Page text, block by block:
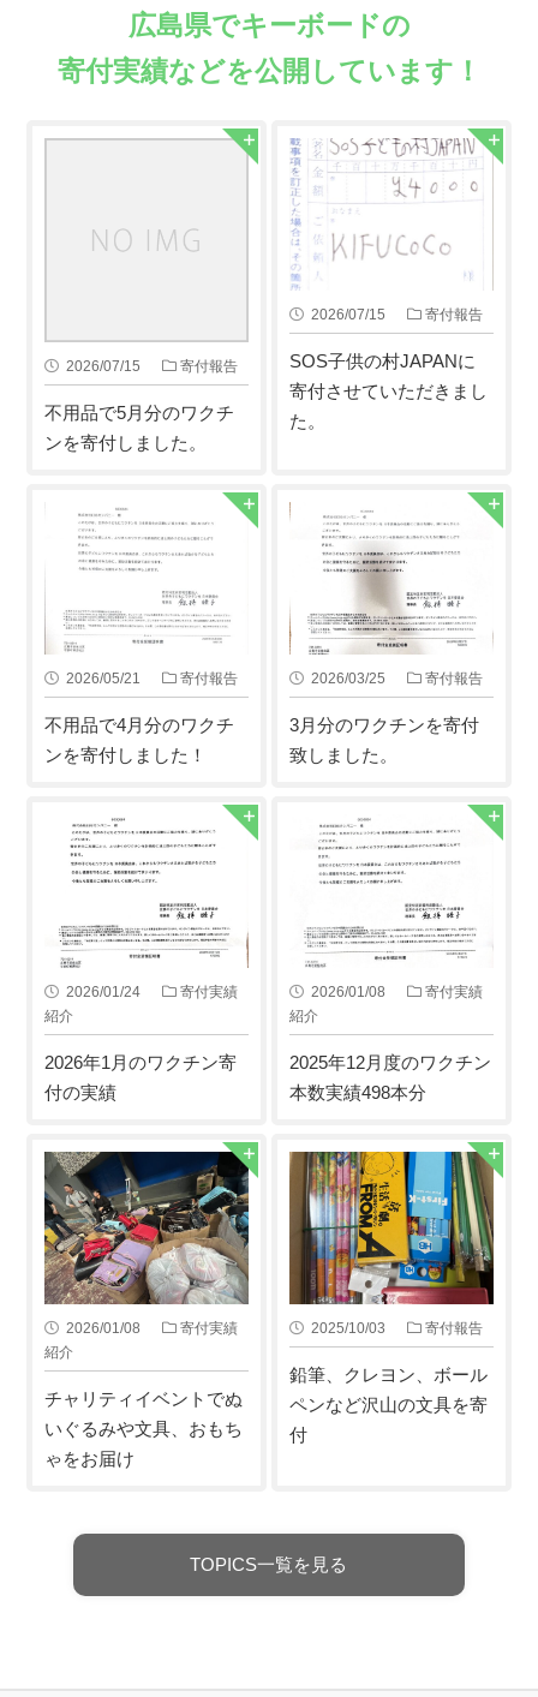
広島県でキーボードの
寄付実績などを公開しています！
2026/07/15 寄付報告
不用品で5月分のワクチ
ンを寄付しました。
2026/07/15 寄付報告
SOS子供の村JAPANに
寄付させていただきまし
た。
2026/05/21 寄付報告
不用品で4月分のワクチ
ンを寄付しました！
2026/03/25 寄付報告
3月分のワクチンを寄付
致しました。
2026/01/24
寄付実績
紹介
2026年1月のワクチン寄
付の実績
2026/01/08
寄付実績
紹介
2025年12月度のワクチン
本数実績498本分
2026/01/08
寄付実績
紹介
チャリティイベントでぬ
いぐるみや文具、おもち
ゃをお届け
2025/10/03 寄付報告
鉛筆、クレヨン、ボール
ペンなど沢山の文具を寄
付
TOPICS一覧を見る